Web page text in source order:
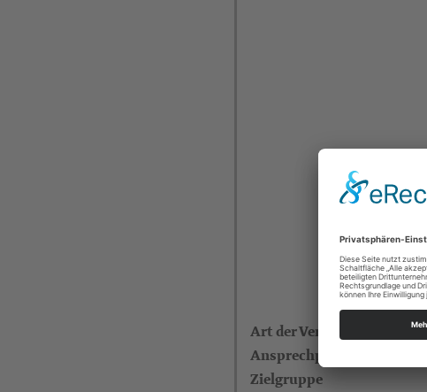
Art der Veranstaltung
Ansprechperson
Zielgruppe